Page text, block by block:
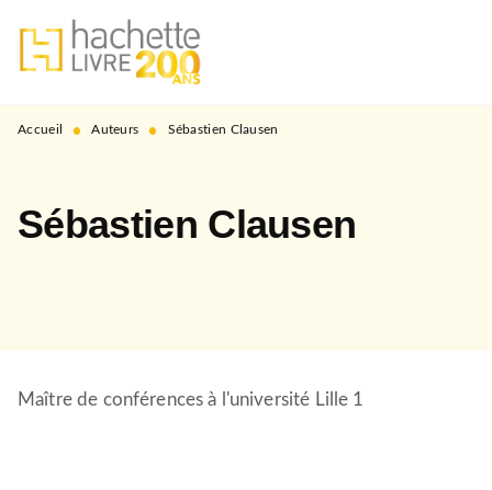
MENU RECHERCHE
PIED DE PAGE
Accueil • Auteurs • Sébastien Clausen
Sébastien Clausen
Maître de conférences à l'université Lille 1